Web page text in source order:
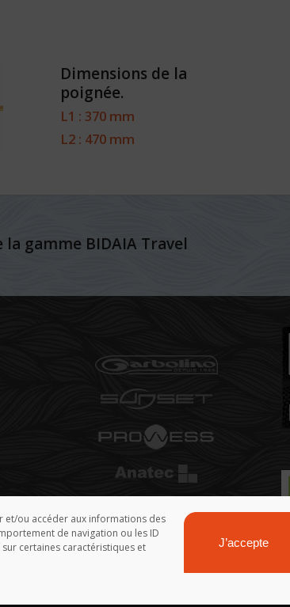
et/ou accéder aux informations des
de navigation ou les ID
certaines caractéristiques et
J’accepte
Dimensions de la
poignée.
L1 : 370 mm
L2 : 470 mm
la gamme BIDAIA Travel